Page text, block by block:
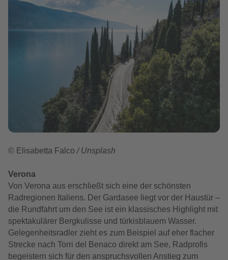
© Elisabetta Falco / Unsplash
Verona
Von Verona aus erschließt sich eine der schönsten
Radregionen Italiens. Der Gardasee liegt vor der Haustür –
die Rundfahrt um den See ist ein klassisches Highlight mit
spektakulärer Bergkulisse und türkisblauem Wasser.
Gelegenheitsradler zieht es zum Beispiel auf eher flacher
Strecke nach Torri del Benaco direkt am See, Radprofis
begeistern sich für den anspruchsvollen Anstieg zum